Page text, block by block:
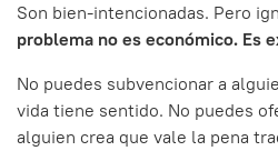
Son bien-intencionadas. Pero
problema no es económico. Es
No puedes subvencionar a
vida tiene sentido. No puedes
alguien crea que vale la pena